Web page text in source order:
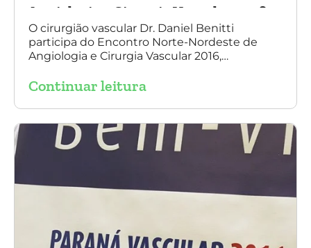
Angiologia e Cirurgia Vascular 2016
O cirurgião vascular Dr. Daniel Benitti
participa do Encontro Norte-Nordeste de
Angiologia e Cirurgia Vascular 2016,
aneurisma da Aorta.
Continuar leitura